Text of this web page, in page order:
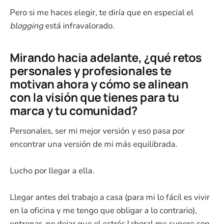
Pero si me haces elegir, te diría que en especial el
bloggingestá infravalorado.
Mirando hacia adelante, ¿qué retos
personales y profesionales te
motivan ahora y cómo se alinean
con la visión que tienes para tu
marca y tu comunidad?
Personales, ser mi mejor versión y eso pasa por
encontrar una versión de mi más equilibrada.
Lucho por llegar a ella.
Llegar antes del trabajo a casa (para mi lo fácil es vivir
en la oficina y me tengo que obligar a lo contrario),